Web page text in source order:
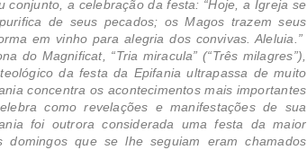
a celebração da festa: “Hoje, a Igreja se
de seus pecados; os Magos trazem seus
em vinho para alegria dos convivas. Aleluia.”
do Magnificat, “Tria miracula” (“Três milagres”),
da festa da Epifania ultrapassa de muito
concentra os acontecimentos mais importantes
como revelações e manifestações de sua
foi outrora considerada uma festa da maior
que se lhe seguiam eram chamados